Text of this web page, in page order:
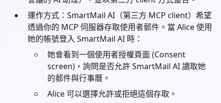
運作方式：SmartMail AI（第三方 MCP client）希望
透過你的 MCP 伺服器存取使用者郵件。當 Alice 使用
她的帳號登入 SmartMail AI 時：
她會看到一個使用者授權頁面 (Consent
screen)，詢問是否允許 SmartMail AI 讀取她
的郵件與行事曆。
Alice 可以選擇允許或拒絕這個存取。